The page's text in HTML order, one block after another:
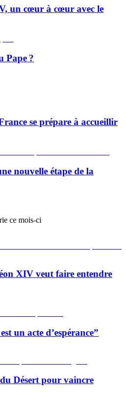
un cœur à cœur avec le
Pape ?
se prépare à accueillir
nouvelle étape de la
ce mois-ci
XIV veut faire entendre
un acte d’espérance”
Désert pour vaincre